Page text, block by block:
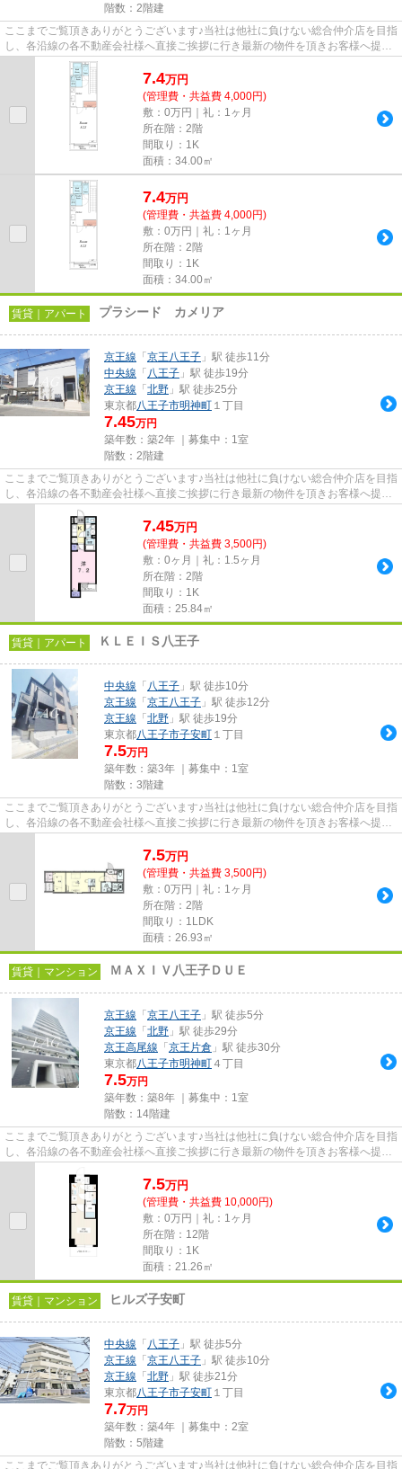
階数：2階建
ここまでご覧頂きありがとうございます♪当社は他社に負けない総合仲介店を目指
し、各沿線の各不動産会社様へ直接ご挨拶に行き最新の物件を頂きお客様へ提供
しております！最新の情報は...
7.4万円
(管理費・共益費 4,000円)
敷：0万円｜礼：1ヶ月
所在階：2階
間取り：1K
面積：34.00㎡
7.4万円
(管理費・共益費 4,000円)
敷：0万円｜礼：1ヶ月
所在階：2階
間取り：1K
面積：34.00㎡
賃貸｜アパート プラシード カメリア
京王線 「 京王八王子 」駅 徒歩11分
中央線 「 八王子 」駅 徒歩19分
京王線 「 北野 」駅 徒歩25分
東京都八王子市明神町 １丁目
7.45万円
築年数：築2年 ｜募集中： 1室
階数：2階建
ここまでご覧頂きありがとうございます♪当社は他社に負けない総合仲介店を目指
し、各沿線の各不動産会社様へ直接ご挨拶に行き最新の物件を頂きお客様へ提供
しております！最新の情報は...
7.45万円
(管理費・共益費 3,500円)
敷：0ヶ月｜礼：1.5ヶ月
所在階：2階
間取り：1K
面積：25.84㎡
賃貸｜アパート ＫＬＥＩＳ八王子
中央線 「 八王子 」駅 徒歩10分
京王線 「 京王八王子 」駅 徒歩12分
京王線 「 北野 」駅 徒歩19分
東京都八王子市子安町 １丁目
7.5万円
築年数：築3年 ｜募集中： 1室
階数：3階建
ここまでご覧頂きありがとうございます♪当社は他社に負けない総合仲介店を目指
し、各沿線の各不動産会社様へ直接ご挨拶に行き最新の物件を頂きお客様へ提供
7.5万円
(管理費・共益費 3,500円)
敷：0万円｜礼：1ヶ月
所在階：2階
間取り：1LDK
面積：26.93㎡
賃貸｜マンション ＭＡＸＩＶ八王子ＤＵＥ
京王線 「 京王八王子 」駅 徒歩5分
京王線 「 北野 」駅 徒歩29分
京王高尾線 「 京王片倉 」駅 徒歩30分
東京都八王子市明神町 ４丁目
7.5万円
築年数：築8年 ｜募集中： 1室
階数：14階建
ここまでご覧頂きありがとうございます♪当社は他社に負けない総合仲介店を目指
し、各沿線の各不動産会社様へ直接ご挨拶に行き最新の物件を頂きお客様へ提供
7.5万円
(管理費・共益費 10,000円)
敷：0万円｜礼：1ヶ月
所在階：12階
間取り：1K
面積：21.26㎡
賃貸｜マンション ヒルズ子安町
中央線 「 八王子 」駅 徒歩5分
京王線 「 京王八王子 」駅 徒歩10分
京王線 「 北野 」駅 徒歩21分
東京都八王子市子安町 １丁目
7.7万円
築年数：築4年 ｜募集中： 2室
階数：5階建
ここまでご覧頂きありがとうございます♪当社は他社に負けない総合仲介店を目指